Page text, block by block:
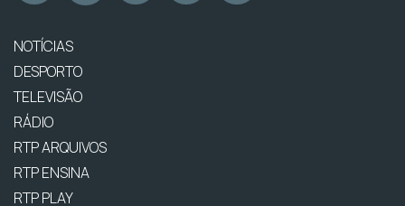
NOTÍCIAS
DESPORTO
TELEVISÃO
RÁDIO
RTP ARQUIVOS
RTP ENSINA
RTP PLAY